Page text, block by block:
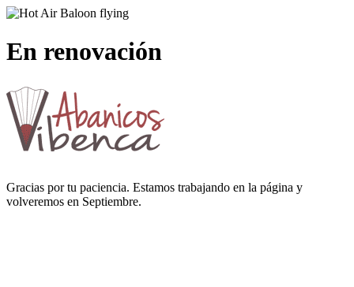
En renovación
Gracias por tu paciencia. Estamos trabajando en la página y
volveremos en Septiembre.